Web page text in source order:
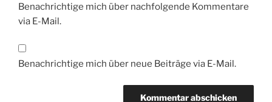
Benachrichtige mich über nachfolgende Kommentare
via E-Mail.
Benachrichtige mich über neue Beiträge via E-Mail.